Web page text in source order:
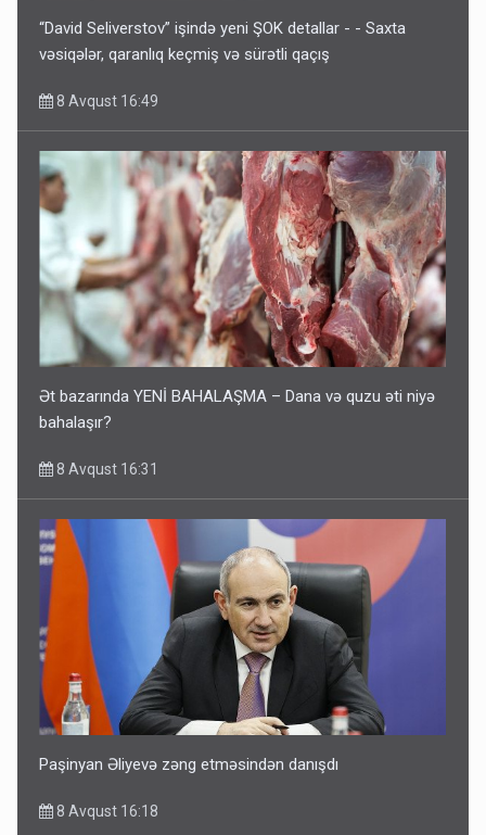
“David Seliverstov” işində yeni ŞOK detallar - - Saxta
vəsiqələr, qaranlıq keçmiş və sürətli qaçış
8 Avqust 16:49
Ət bazarında YENİ BAHALAŞMA – Dana və quzu əti niyə
bahalaşır?
8 Avqust 16:31
Paşinyan Əliyevə zəng etməsindən danışdı
8 Avqust 16:18